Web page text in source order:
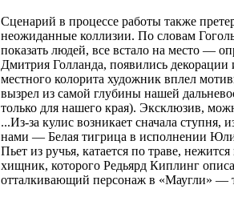
Сценарий в процессе работы также
неожиданные коллизии. По словам
показать людей, все встало на место —
Дмитрия Голланда, появились
местного колорита художник вплел
вызрел из самой глубины нашей
только для нашего края). Эксклюзив,
...Из-за кулис возникает сначала
нами — Белая тигрица в исполнении
Пьет из ручья, катается по траве,
хищник, которого Редьярд Киплинг
отталкивающий персонаж в «Маугли» —